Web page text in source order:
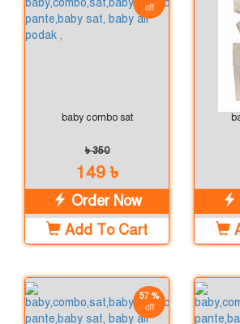
off
baby combo sat
৳ 350
149 ৳
Order Now
Add To Cart
57 %
off